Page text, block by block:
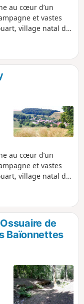
au cœur d’un
et vastes
village natal du
les
de remarquables
local. Un sentier
VTT en quête de
au cœur d’un
et vastes
village natal du
les
se dévoilent de
du patrimoine
les amateurs de
découvertes
de
Baïonnettes